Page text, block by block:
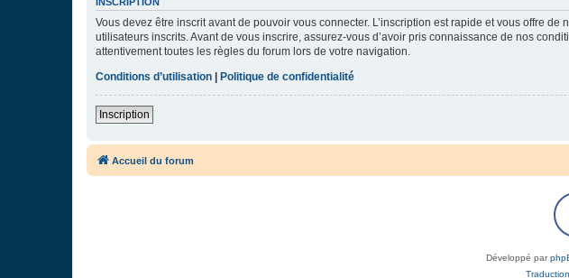
Vous devez être inscrit avant de pouvoir vous connecter. L’inscription est rapide et vous offre
utilisateurs inscrits. Avant de vous inscrire, assurez-vous d’avoir pris connaissance de nos
attentivement toutes les règles du forum lors de votre navigation.
Conditions d’utilisation
Politique de confidentialité
Inscription
Accueil du forum
Développé par